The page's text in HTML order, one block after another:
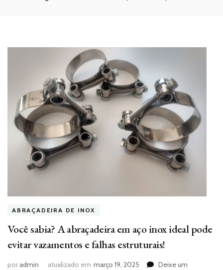
ABRAÇADEIRA DE INOX
Você sabia? A abraçadeira em aço inox ideal pode
evitar vazamentos e falhas estruturais!
poradmin atualizado em março 19, 2025
Deixe um